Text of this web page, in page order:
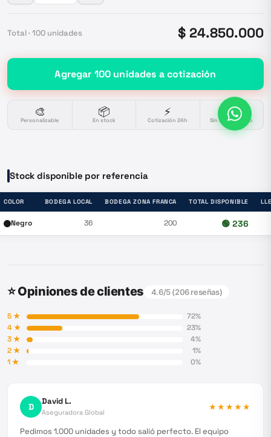
Total · 100 unidades $ 24.850.000
Agregar 100 unidades a cotización
🎨
Personalizable
📦
En stock
⚡
Cotización 24h
🔒
Sin compromiso
Stock disponible por referencia
COLOR BODEGA LOCAL BODEGA ZONA FRANCA TOTAL DISPONIBLE
Negro 36 200 🟢 236
⭐ Opiniones de clientes 4.6/5 (206reseñas)
5★ 72%
4★ 23%
3★ 4%
2★ 1%
1★ 0%
D David L.
Aseguradora Global
★★★★★
Pedimos 1.000 unidades y todo salió perfecto. El equipo